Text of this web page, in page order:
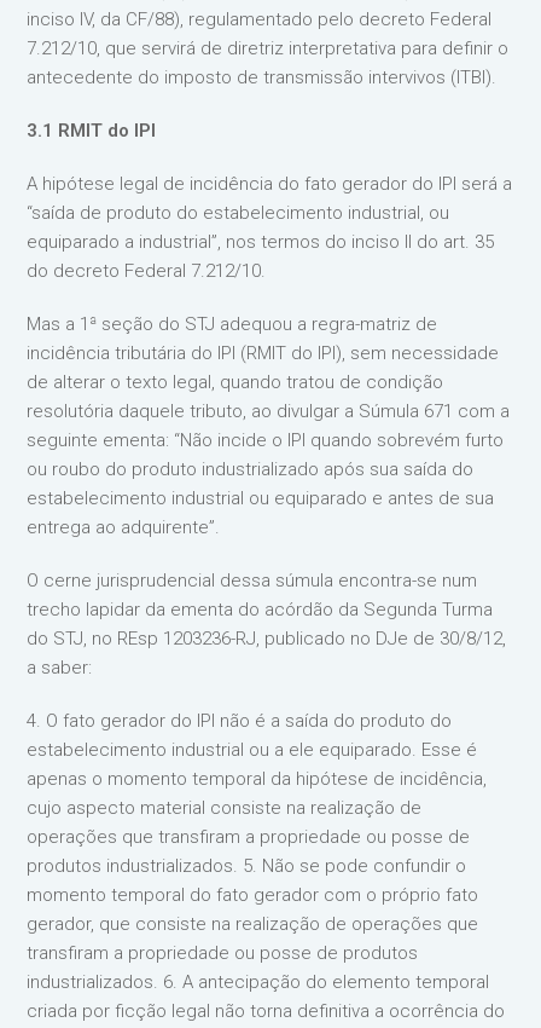
inciso IV, da CF/88), regulamentado pelo decreto Federal
7.212/10, que servirá de diretriz interpretativa para definir o
antecedente do imposto de transmissão intervivos (ITBI).
3.1 RMIT do IPI
A hipótese legal de incidência do fato gerador do IPI será a
“saída de produto do estabelecimento industrial, ou
equiparado a industrial”, nos termos do inciso II do art. 35
do decreto Federal 7.212/10.
Mas a 1ª seção do STJ adequou a regra-matriz de
incidência tributária do IPI (RMIT do IPI), sem necessidade
de alterar o texto legal, quando tratou de condição
resolutória daquele tributo, ao divulgar a Súmula 671 com a
seguinte ementa: “Não incide o IPI quando sobrevém furto
ou roubo do produto industrializado após sua saída do
estabelecimento industrial ou equiparado e antes de sua
entrega ao adquirente”.
O cerne jurisprudencial dessa súmula encontra-se num
trecho lapidar da ementa do acórdão da Segunda Turma
do STJ, no REsp 1203236-RJ, publicado no DJe de 30/8/12,
a saber:
4. O fato gerador do IPI não é a saída do produto do
estabelecimento industrial ou a ele equiparado. Esse é
apenas o momento temporal da hipótese de incidência,
cujo aspecto material consiste na realização de
operações que transfiram a propriedade ou posse de
produtos industrializados. 5. Não se pode confundir o
momento temporal do fato gerador com o próprio fato
gerador, que consiste na realização de operações que
transfiram a propriedade ou posse de produtos
industrializados. 6. A antecipação do elemento temporal
criada por ficção legal não torna definitiva a ocorrência do